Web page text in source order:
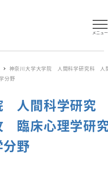
メニュー
神奈川大学大学院 人間科学研究科 人
分野
人間科学研究
臨床心理学研
野